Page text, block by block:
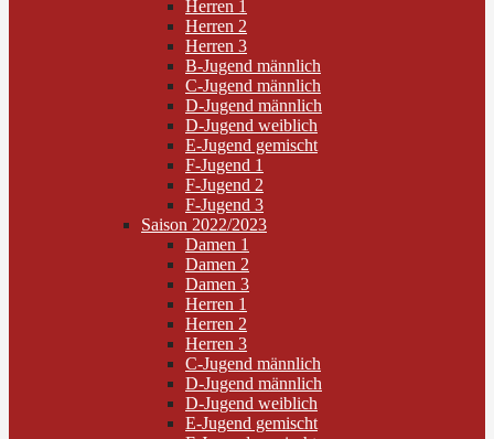
Herren 1
Herren 2
Herren 3
B-Jugend männlich
C-Jugend männlich
D-Jugend männlich
D-Jugend weiblich
E-Jugend gemischt
F-Jugend 1
F-Jugend 2
F-Jugend 3
Saison 2022/2023
Damen 1
Damen 2
Damen 3
Herren 1
Herren 2
Herren 3
C-Jugend männlich
D-Jugend männlich
D-Jugend weiblich
E-Jugend gemischt